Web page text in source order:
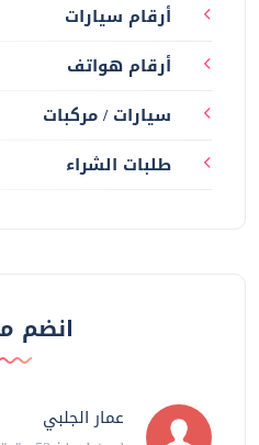
أرقام سيارات
أرقام هواتف
سيارات / مركبات
طلبات الشراء
انضم
عمار الجلبي